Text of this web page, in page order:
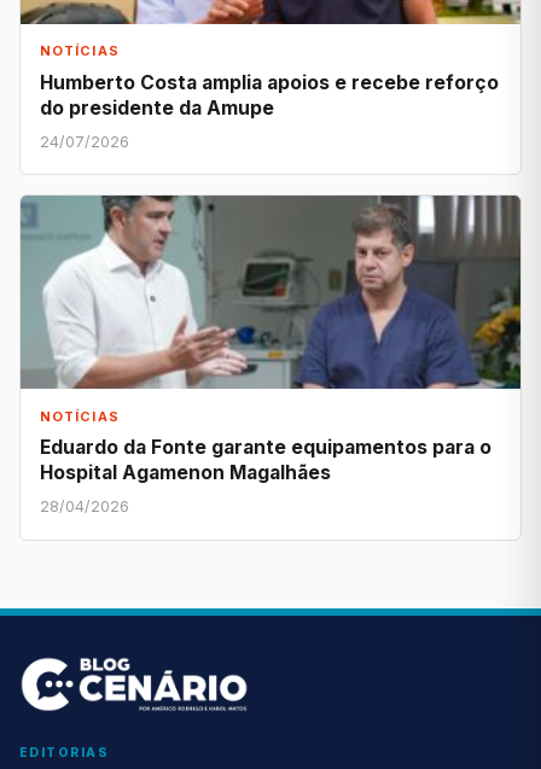
NOTÍCIAS
Humberto Costa amplia apoios e recebe reforço
do presidente da Amupe
24/07/2026
NOTÍCIAS
Eduardo da Fonte garante equipamentos para o
Hospital Agamenon Magalhães
28/04/2026
EDITORIAS